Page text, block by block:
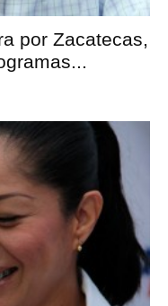
por Zacatecas,